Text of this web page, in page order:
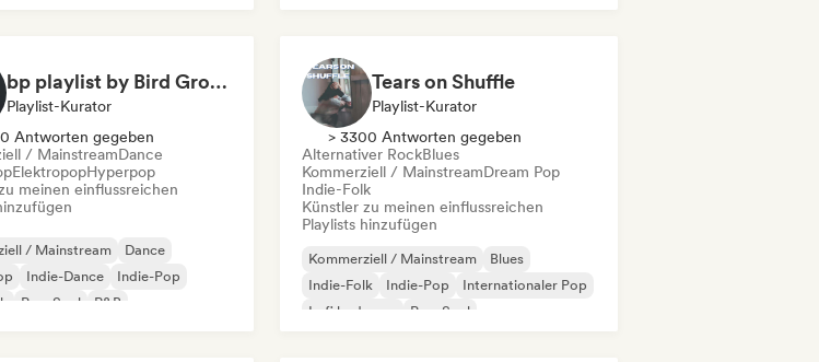
bp playlist by Bird Group
Playlist-Kurator
Antworten gegeben
/ MainstreamDance
ElektropopHyperpop
meinen einflussreichen
/ Mainstream
Dance
Indie-Dance
Indie-Pop
Pop-Soul R&B
Tears on Shuffle
Playlist-Kurator
> 3300 Antworten gegeben
Alternativer RockBlues
Kommerziell / MainstreamDream Pop
Indie-Folk
Künstler zu meinen einflussreichen
Playlists hinzufügen
Kommerziell / Mainstream
Blues
Indie-Folk
Indie-Pop
Internationaler Pop
Lofi bedroom
Pop-Soul